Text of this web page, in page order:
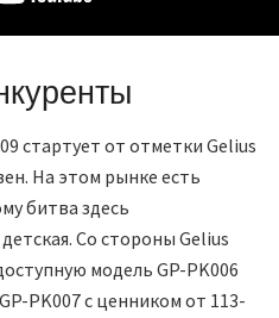
стартует от отметки Gelius
На этом рынке есть
битва здесь
Со стороны Gelius
модель GP-PK006
PK007 с ценником от 113-